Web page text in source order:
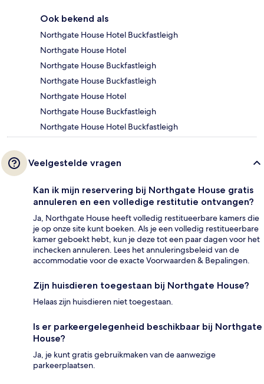
Ook bekend als
Northgate House Hotel Buckfastleigh
Northgate House Hotel
Northgate House Buckfastleigh
Northgate House Buckfastleigh
Northgate House Hotel
Northgate House Buckfastleigh
Northgate House Hotel Buckfastleigh
Veelgestelde vragen
Kan ik mijn reservering bij Northgate House gratis
annuleren en een volledige restitutie ontvangen?
Ja, Northgate House heeft volledig restitueerbare kamers die
je op onze site kunt boeken. Als je een volledig restitueerbare
kamer geboekt hebt, kun je deze tot een paar dagen voor het
inchecken annuleren. Lees het annuleringsbeleid van de
accommodatie voor de exacte Voorwaarden & Bepalingen.
Zijn huisdieren toegestaan bij Northgate House?
Helaas zijn huisdieren niet toegestaan.
Is er parkeergelegenheid beschikbaar bij Northgate
House?
Ja, je kunt gratis gebruikmaken van de aanwezige
parkeerplaatsen.